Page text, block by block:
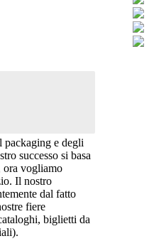
packaging e degli
successo si basa
ora vogliamo
Il nostro
dal fatto
fiere
biglietti da